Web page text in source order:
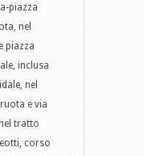
piazza
nel
piazza
inclusa
nel
e via
tratto
corso